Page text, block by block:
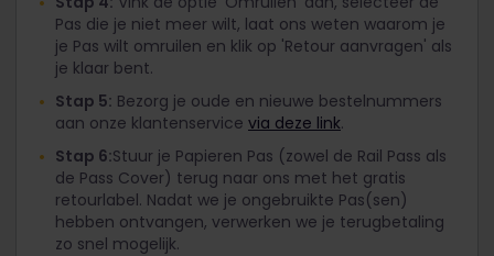
Pas die je niet meer wilt, laat ons weten waarom je
je Pas wilt omruilen en klik op 'Retour aanvragen' als
je klaar bent.
Stap 5: Bezorg je oude en nieuwe bestelnummers
aan onze klantenservice via deze link.
Stap 6:Stuur je Papieren Pas (zowel de Rail Pass als
de Pass Cover) terug naar ons met het gratis
retourlabel. Nadat we je ongebruikte Pas(sen)
hebben ontvangen, verwerken we je terugbetaling
zo snel mogelijk.